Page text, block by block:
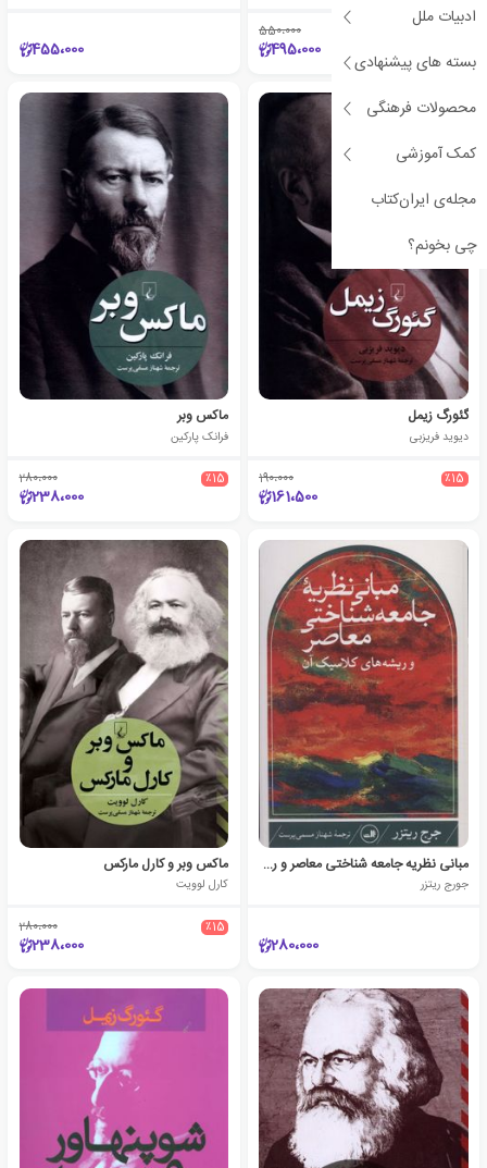
ادبیات ملل
بسته های پیشنهادی
محصولات فرهنگی
کمک آموزشی
مجله‌ی ایران‌کتاب
چی بخونم؟
550،000
495،000 455،000
گئورگ زیمل
دیوید فریزبی
٪15 190،000
161،500
ماکس وبر
فرانک پارکین
٪15 280،000
238،000
مبانی نظریه جامعه شناختی معاصر و ریشه های کلاسیک آن
جورج ریتزر
280،000
ماکس وبر و کارل مارکس
کارل لوویت
٪15 280،000
238،000